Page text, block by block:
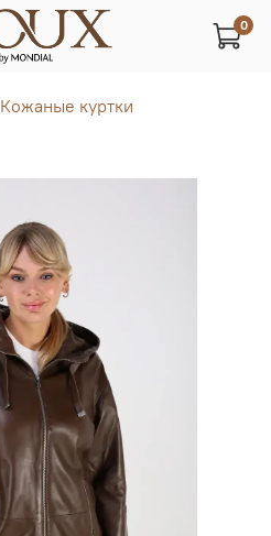
0
Кожаные куртки